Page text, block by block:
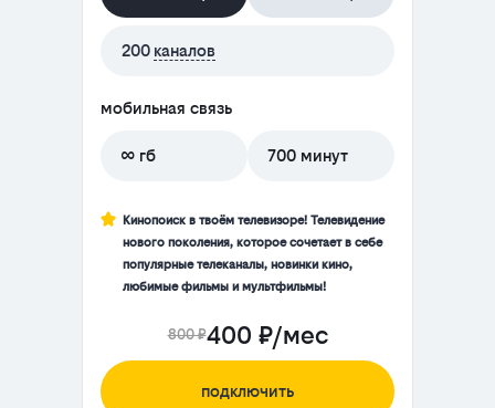
200 каналов
мобильная связь
∞ гб 700 минут
Кинопоиск в твоём телевизоре! Телевидение
нового поколения, которое сочетает в себе
популярные телеканалы, новинки кино,
любимые фильмы и мультфильмы!
800 ₽400 ₽/мес
подключить